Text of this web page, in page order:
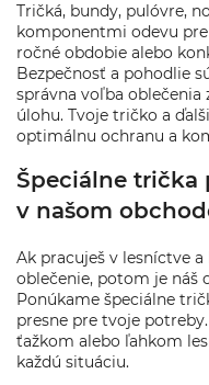
Tričká, bundy, pulóvre,
komponentmi odevu pre
ročné obdobie alebo
Bezpečnosť a pohodlie
správna voľba
úlohu. Tvoje tričko a
optimálnu ochranu a
Špeciálne trička
v našom
Ak pracuješ v lesníctve
oblečenie, potom je náš
Ponúkame špeciálne
presne pre tvoje
ťažkom alebo ľahkom
každú situáciu.